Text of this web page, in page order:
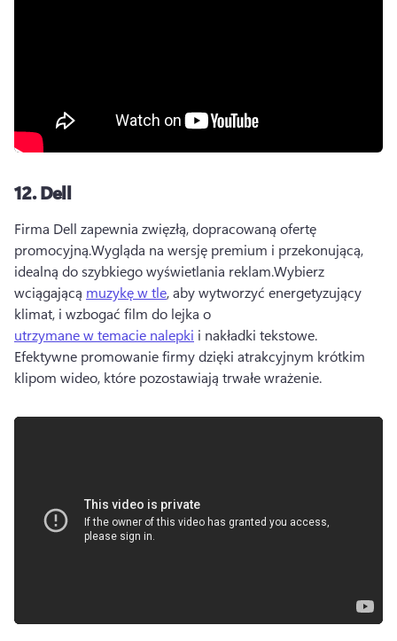
12.Dell
Firma Dell zapewnia zwięzłą, dopracowaną ofertę
promocyjną.Wygląda na wersję premium i przekonującą,
idealną do szybkiego wyświetlania reklam.Wybierz
wciągającą muzykę w tle, aby wytworzyć energetyzujący
klimat, i wzbogać film do lejka o
utrzymane w temacie nalepki
Efektywne promowanie firmy dzięki atrakcyjnym krótkim
klipom wideo, które pozostawiają trwałe wrażenie.